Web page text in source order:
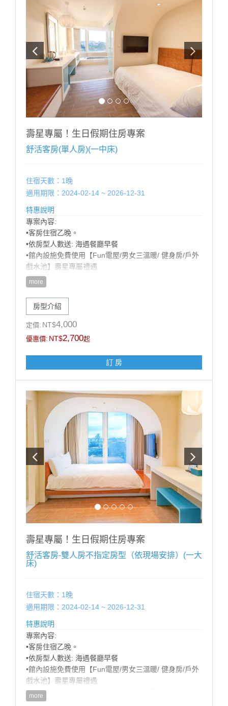
壽星專屬！生日假期住房專案
舒活客房(單人房)(一中床)
住宿天數：1晚
適用期限：2024-02-14 ~ 2026-12-31
特惠說明
專案內容:
•客房住宿乙晚。
•依房型人數送: 海遇餐廳早餐
•館內設施免費使用【Fun電屋/男女三溫暖/ 健身房/戶外
戲水池】壽星專屬禮遇
•預定房型『愛情海客房』享有升等海景客房優惠 (需依
當日房況，官網山/海景同價，數量有限，先訂先贏!)
•歡樂生日佈置（英文字母+造型氣球+造型佈置），可備
註佈置風格偏兒童或成人，以飯店實際佈置為主）
【加價購優惠】: 甩尾車車票 買1送1 (戶外空間，需視天
候開放)
注意事項:
1.此專案限當月壽星方得使用，需於辦理入住時出示有
效證件，以國曆生日為認定標準，如無當月壽星入住則
依現場價補足佈置差額$1200元。
2.本案需至少提早5天前訂房，符合優惠之壽星每日限訂
1房，恕不得與其他優惠同時合併使用。
3.飯店保留取消與修改專案內容之權利。
------------------------------------------------
■每房每晚加人加價:【加人加價說明】 (加價含:早餐設
施無加床)
■未滿 4 歲；不佔床免費招待至多2位
■滿 4 歲 ∼ 未滿 12 歲；每位每晚加收 $500。
■12歲以上；每位每晚加收 $1000。
※ 增加床墊帳篷（2選1）含寢具（須依現場房況）每個
每晚加收$500。
※ 如超出房型住宿人數，請提前告知，並依現場規定加
收加人費用。
100CM以下 酌收清潔費$50 嬰幼兒：80cm以下免費
-------------------------------------------------
more
房型介紹
定價: NT$4,000
優惠價: NT$2,700起
訂 房
壽星專屬！生日假期住房專案
舒活客房-雙人房不指定房型（依現場安排）(一大
床)
住宿天數：1晚
適用期限：2024-02-14 ~ 2026-12-31
特惠說明
專案內容:
•客房住宿乙晚。
•依房型人數送: 海遇餐廳早餐
•館內設施免費使用【Fun電屋/男女三溫暖/ 健身房/戶外
戲水池】壽星專屬禮遇
•預定房型『愛情海客房』享有升等海景客房優惠 (需依
當日房況，官網山/海景同價，數量有限，先訂先贏!)
more